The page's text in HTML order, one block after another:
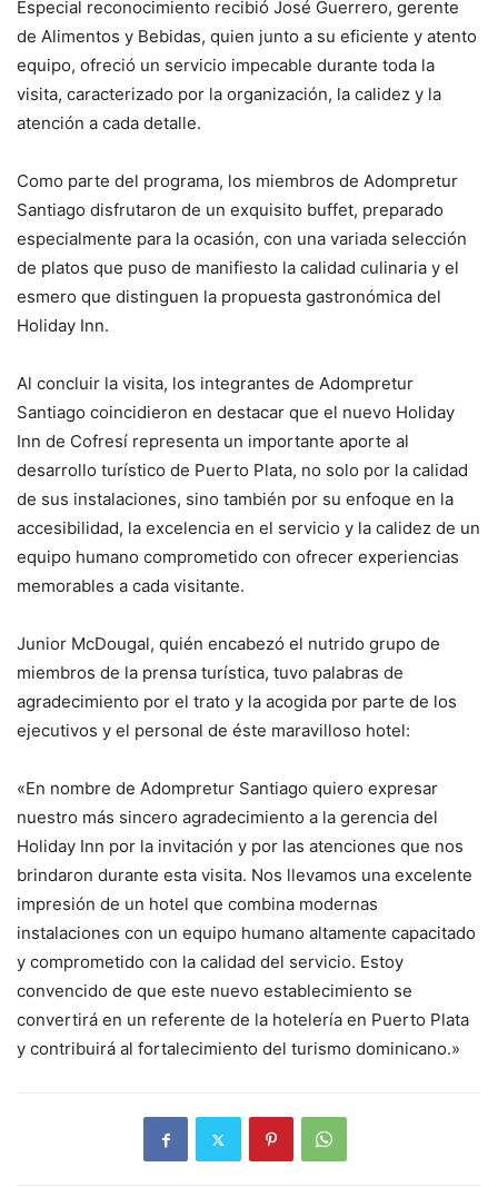
Especial reconocimiento recibió José Guerrero, gerente
de Alimentos y Bebidas, quien junto a su eficiente y atento
equipo, ofreció un servicio impecable durante toda la
visita, caracterizado por la organización, la calidez y la
atención a cada detalle.
Como parte del programa, los miembros de Adompretur
Santiago disfrutaron de un exquisito buffet, preparado
especialmente para la ocasión, con una variada selección
de platos que puso de manifiesto la calidad culinaria y el
esmero que distinguen la propuesta gastronómica del
Holiday Inn.
Al concluir la visita, los integrantes de Adompretur
Santiago coincidieron en destacar que el nuevo Holiday
Inn de Cofresí representa un importante aporte al
desarrollo turístico de Puerto Plata, no solo por la calidad
de sus instalaciones, sino también por su enfoque en la
accesibilidad, la excelencia en el servicio y la calidez de un
equipo humano comprometido con ofrecer experiencias
memorables a cada visitante.
Junior McDougal, quién encabezó el nutrido grupo de
miembros de la prensa turística, tuvo palabras de
agradecimiento por el trato y la acogida por parte de los
ejecutivos y el personal de éste maravilloso hotel:
«En nombre de Adompretur Santiago quiero expresar
nuestro más sincero agradecimiento a la gerencia del
Holiday Inn por la invitación y por las atenciones que nos
brindaron durante esta visita. Nos llevamos una excelente
impresión de un hotel que combina modernas
instalaciones con un equipo humano altamente capacitado
y comprometido con la calidad del servicio. Estoy
convencido de que este nuevo establecimiento se
convertirá en un referente de la hotelería en Puerto Plata
y contribuirá al fortalecimiento del turismo dominicano.»